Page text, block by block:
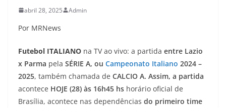
abril 28, 2025 Admin
Por MRNews
Futebol ITALIANO na TV ao vivo: a partida entre Lazio
x Parma pela SÉRIE A, ou Campeonato Italiano 2024 –
2025, também chamada de CALCIO A. Assim, a partida
acontece HOJE (28) às 16h45 hs horário oficial de
Brasília, acontece nas dependências do primeiro time